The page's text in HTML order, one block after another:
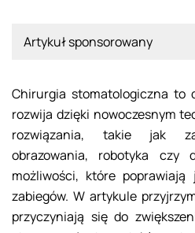
Artykuł sponsorowany
Chirurgia stomatologiczna to
rozwija dzięki nowoczesnym
rozwiązania, takie jak
obrazowania, robotyka czy
możliwości, które poprawiają
zabiegów. W artykule
przyczyniają się do